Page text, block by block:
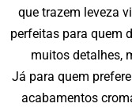
que trazem leveza
perfeitas para quem
muitos detalhes,
Já para quem
acabamentos